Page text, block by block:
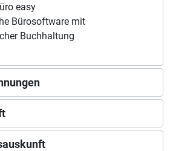
easy
Bürosoftware mit
Buchhaltung